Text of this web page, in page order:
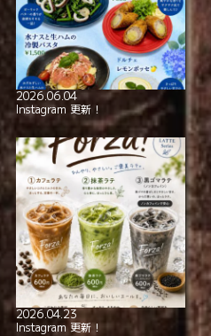
smoking_rooms
2026.06.04
Instagram 更新！
2026.04.23
Instagram 更新！